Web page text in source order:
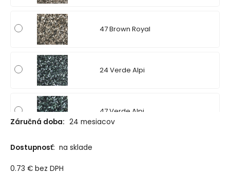
47 Brown Royal
24 Verde Alpi
47 Verde Alpi
Záručná doba: 24 mesiacov
Dostupnosť: na sklade
0.73 € bez DPH